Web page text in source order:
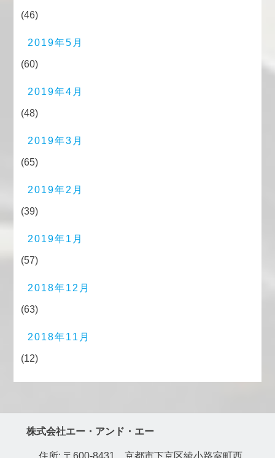
(46)
2019年5月
(60)
2019年4月
(48)
2019年3月
(65)
2019年2月
(39)
2019年1月
(57)
2018年12月
(63)
2018年11月
(12)
株式会社エー・アンド・エー